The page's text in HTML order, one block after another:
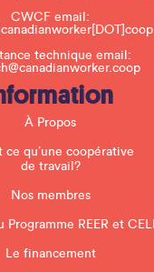
CWCF email:
technique email:
À Propos
ce qu’une coopérative
de travail?
Nos membres
Programme REER et CELI
Le financement